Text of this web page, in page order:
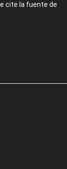
cite la fuente de